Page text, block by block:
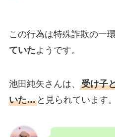
この行為は特殊詐欺の一環
ていたようです。
池田純矢さんは、 受け子
いた…と見られています。